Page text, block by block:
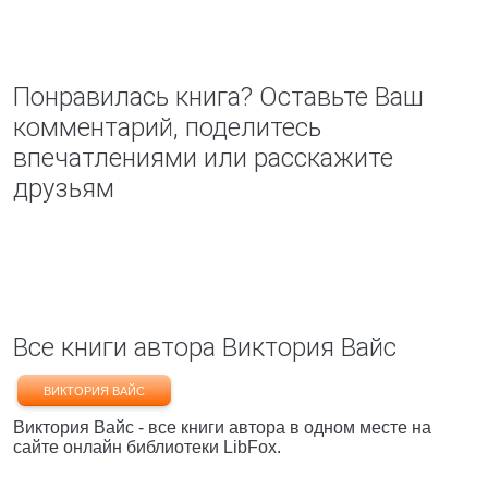
Понравилась книга? Оставьте Ваш
комментарий, поделитесь
впечатлениями или расскажите
друзьям
Все книги автора Виктория Вайс
ВИКТОРИЯ ВАЙС
Виктория Вайс - все книги автора в одном месте на
сайте онлайн библиотеки LibFox.